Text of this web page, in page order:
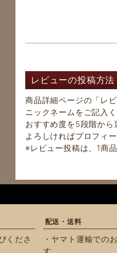
レビューの投稿方法
商品詳細ページの「レ
ニックネームをご記入く
おすすめ度を5段階から
よろしければプロフィ
※レビュー投稿は、1商
くださ
配送・送料
・ヤマト運輸での